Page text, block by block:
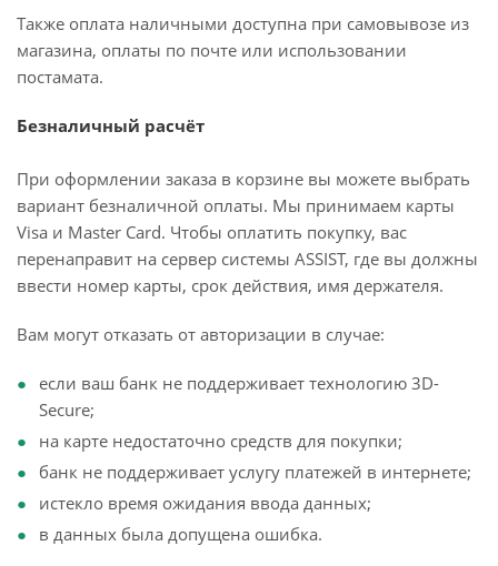
Также оплата наличными доступна при самовывозе из
магазина, оплаты по почте или использовании
постамата.
Безналичный расчёт
При оформлении заказа в корзине вы можете выбрать
вариант безналичной оплаты. Мы принимаем карты
Visa и Master Card. Чтобы оплатить покупку, вас
перенаправит на сервер системы ASSIST, где вы должны
ввести номер карты, срок действия, имя держателя.
Вам могут отказать от авторизации в случае:
если ваш банк не поддерживает технологию 3D-
Secure;
на карте недостаточно средств для покупки;
банк не поддерживает услугу платежей в интернете;
истекло время ожидания ввода данных;
в данных была допущена ошибка.